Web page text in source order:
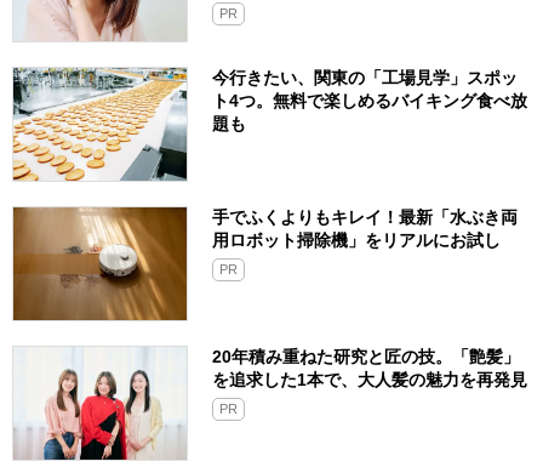
PR
今行きたい、関東の「工場見学」スポッ
ト4つ。無料で楽しめるバイキング食べ放
題も
手でふくよりもキレイ！最新「水ぶき両
用ロボット掃除機」をリアルにお試し
PR
20年積み重ねた研究と匠の技。「艶髪」
を追求した1本で、大人髪の魅力を再発見
PR